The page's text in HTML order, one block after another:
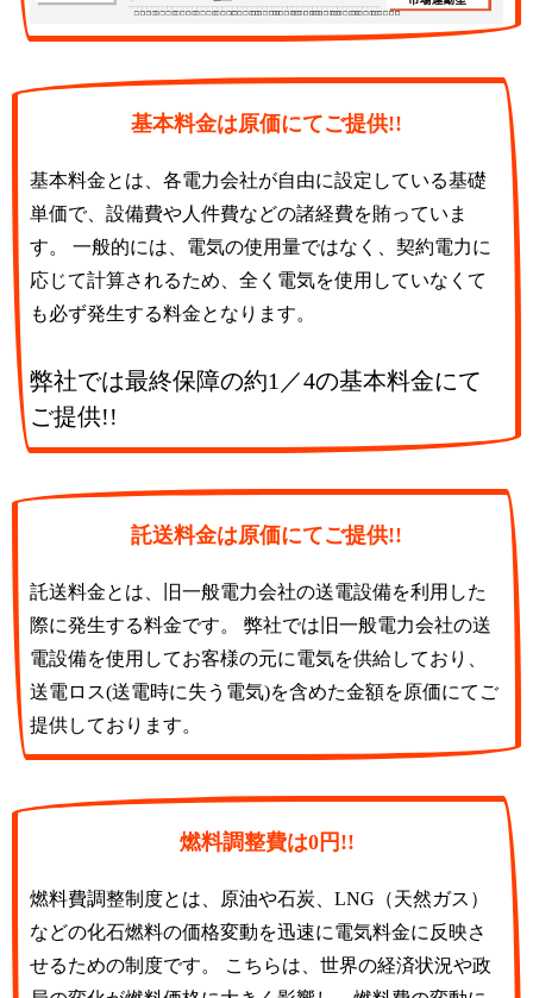
基本料金は原価にてご提供!!
基本料金とは、各電力会社が自由に設定している基礎
単価で、設備費や人件費などの諸経費を賄っていま
す。 一般的には、電気の使用量ではなく、契約電力に
応じて計算されるため、全く電気を使用していなくて
も必ず発生する料金となります。
弊社では最終保障の約1／4の基本料金にて
ご提供!!
託送料金は原価にてご提供!!
託送料金とは、旧一般電力会社の送電設備を利用した
際に発生する料金です。 弊社では旧一般電力会社の送
電設備を使用してお客様の元に電気を供給しており、
送電ロス(送電時に失う電気)を含めた金額を原価にてご
提供しております。
燃料調整費は0円!!
燃料費調整制度とは、原油や石炭、LNG（天然ガス）
などの化石燃料の価格変動を迅速に電気料金に反映さ
せるための制度です。 こちらは、世界の経済状況や政